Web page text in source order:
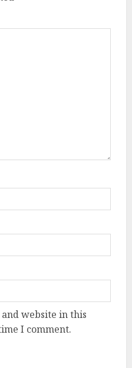
website in this
I comment.